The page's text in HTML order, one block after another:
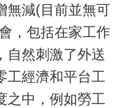
無減(目前並無可
，包括在家工作
自然刺激了外送
工經濟和平台工
之中，例如勞工